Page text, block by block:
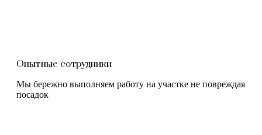
Опытные сотрудники
Мы бережно выполняем работу на участке не повреждая
посадок